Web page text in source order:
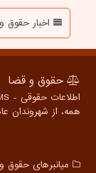
اخبار حقوق
حقوق و قضا
همه، از شهروندان
میانبرهای حقوق